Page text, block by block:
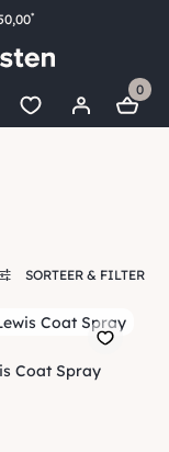
*
0
SORTEER & FILTER
Coat Spray